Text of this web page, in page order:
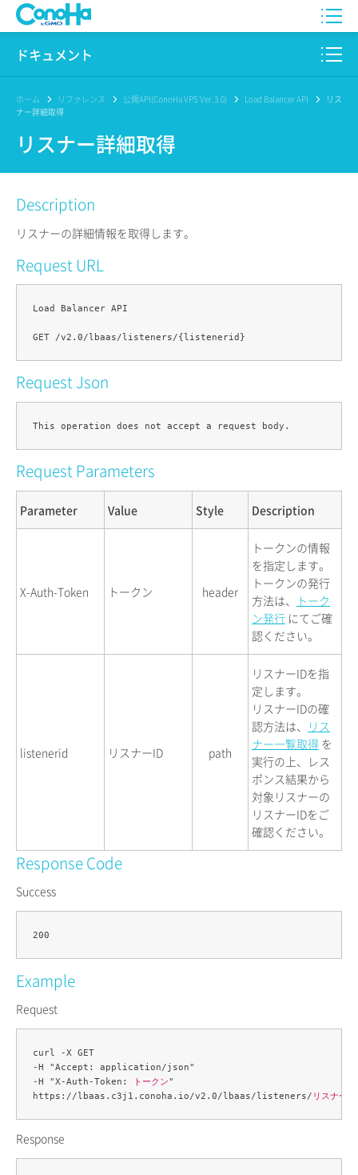
WING
Pencil
サービス一覧
サポート
ドキュメント
このサイトについて
プロダクト
リファレンス
リリースノート
ホーム リファレンス 公開API(ConoHa VPS Ver.3.0) Load Balancer API
リス
ナー詳細取得
リスナー詳細取得
Description
リスナーの詳細情報を取得します。
Request URL
Load Balancer API
Request Json
Request Parameters
Parameter Value Style Description
X-Auth-Token トークン header
トークンの情報
を指定します。
トークンの発行
方法は、
トーク
ン発行 にてご確
認ください。
listenerid リスナーID path
リスナーIDを指
定します。
リスナーIDの確
認方法は、
リス
ナー一覧取得 を
実行の上、レス
ポンス結果から
対象リスナーの
リスナーIDをご
確認ください。
Response Code
Success
Example
Request
curl -X GET
-H "Accept: application/json"
-H "X-Auth-Token:
トークン"
https://lbaas.c3j1.conoha.io/v2.0/lbaas/listeners/ リスナーID
Response